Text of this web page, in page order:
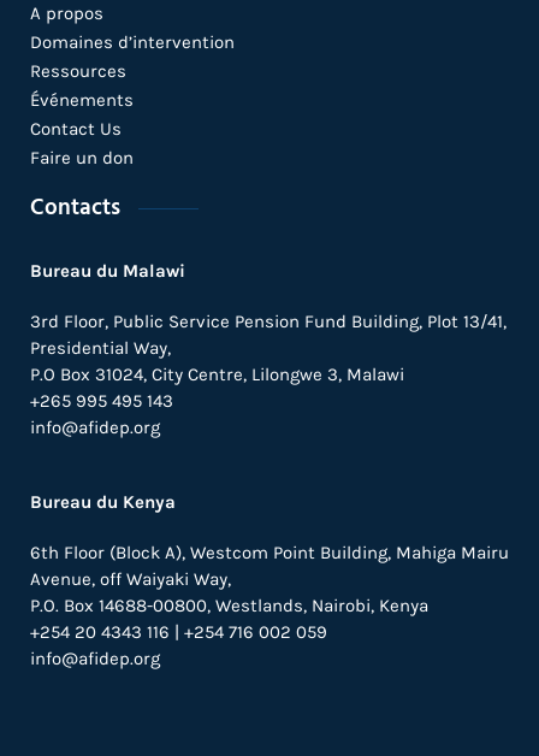
A propos
Domaines d’intervention
Ressources
Événements
Contact Us
Faire un don
Contacts
Bureau du Malawi
3rd Floor, Public Service Pension Fund Building, Plot 13/41,
Presidential Way,
P.O Box 31024, City Centre, Lilongwe 3, Malawi
+265 995 495 143
info@afidep.org
Bureau du Kenya
6th Floor (Block A), Westcom Point Building, Mahiga Mairu
Avenue, off Waiyaki Way,
P.O. Box 14688-00800, Westlands, Nairobi, Kenya
+254 20 4343 116 | +254 716 002 059
info@afidep.org